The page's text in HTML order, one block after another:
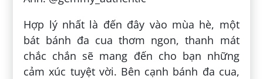
Hợp lý nhất là đến đây vào mùa hè, một
bát bánh đa cua thơm ngon, thanh mát
chắc chắn sẽ mang đến cho bạn những
cảm xúc tuyệt vời. Bên cạnh bánh đa cua,